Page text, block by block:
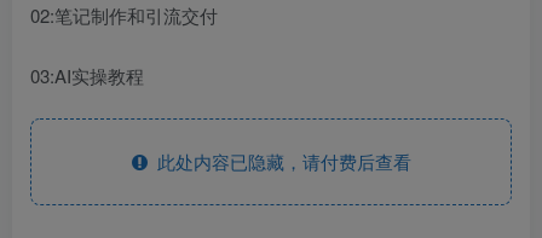
02:笔记制作和引流交付
03:AI实操教程
此处内容已隐藏，请付费后查看